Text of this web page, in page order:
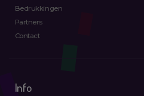
Bedrukkingen
Partners
Contact
Info